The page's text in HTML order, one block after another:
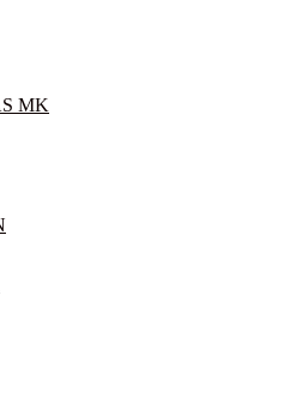
MK